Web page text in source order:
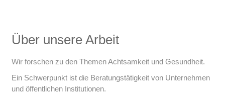
Über unsere Arbeit
Wir forschen zu den Themen Achtsamkeit und Gesundheit.
Ein Schwerpunkt ist die Beratungstätigkeit von Unternehmen
und öffentlichen Institutionen.